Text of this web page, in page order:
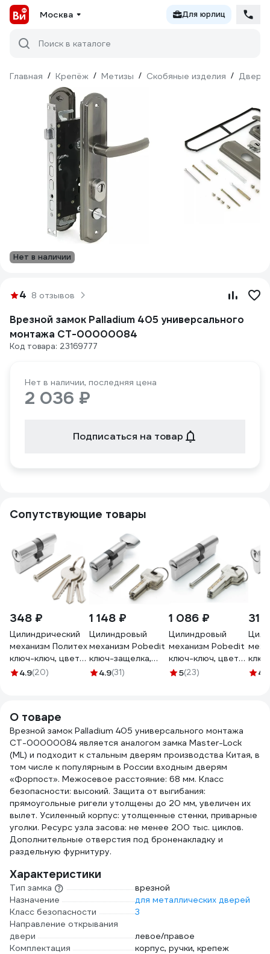
Москва Для юрлиц
Поиск в каталоге
Главная / Крепёж / Метизы / Скобяные изделия /
Нет в наличии
4 8 отзывов
Врезной замок Palladium 405 универсального
монтажа СТ-00000084
Код товара: 23169777
Нет в наличии, последняя цена
2 036 ₽
Подписаться на товар
Сопутствующие товары
348 ₽
Цилиндрический
механизм Политех
ключ-ключ, цвет
серебро, 70 мм
4.9(20)
1 148 ₽
Цилиндровый
механизм Pobedit
ключ-защелка,
серебро, 70 мм
4.9(31)
1 086 ₽
Цилиндровый
механизм Pobedit
ключ-ключ, цвет
серебро, 50x40
5(23) 4.9
О товаре
Врезной замок Palladium 405 универсального монтажа
СТ-00000084 является аналогом замка Master-Lock
(ML) и подходит к стальным дверям производства Китая, в
том числе к популярным в России входным дверям
«Форпост». Межосевое расстояние: 68 мм. Класс
безопасности: высокий. Защита от выгибания:
прямоугольные ригели утолщены до 20 мм, увеличен их
вылет. Усиленный корпус: утолщенные стенки, приварные
уголки. Ресурс узла засова: не менее 200 тыс. циклов.
Дополнительные отверстия под броненакладку и
раздельную фурнитуру.
Характеристики
Тип замка
врезной
Назначение
для металлических дверей
Класс безопасности
3
Направление открывания
двери
левое/правое
Комплектация
корпус, ручки, крепеж